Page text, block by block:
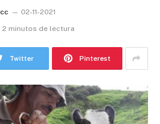
02-11-2021
2 minutos de lectura
Twitter Pinterest